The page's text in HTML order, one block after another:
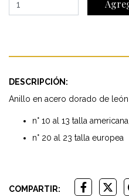
DESCRIPCIÓN:
Anillo en acero dorado de
n° 10 al 13 talla
n° 20 al 23 talla europea
COMPARTIR: